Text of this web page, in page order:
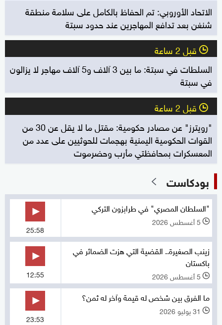
الاتحاد الأوروبي: تم الحفاظ بالكامل على سلامة منطقة
شنغن بعد تدافع المهاجرين عند حدود سبتة
l قبل 2 ساعة
السلطات في سبتة: ما بين 3 آلاف و5 آلاف مهاجر لا يزالون
في سبتة
l قبل 2 ساعة
"رويترز" عن مصادر حكومية: مقتل ما لا يقل عن 30 من
القوات الحكومية اليمنية بهجمات للحوثيين على عدد من
المعسكرات بمحافظتي مأرب وحضرموت
بودكاست
"السلطان المصري" في طرابزون التركي
l 5 أغسطس 2026
25:58
زينب الصغيرة.. القضية التي هزت الضمائر في
باكستان
l 5 أغسطس 2026 12:55
ما الفرق بين شخص له قيمة وآخر له ثمن؟
l 31 يوليو 2026
23:53